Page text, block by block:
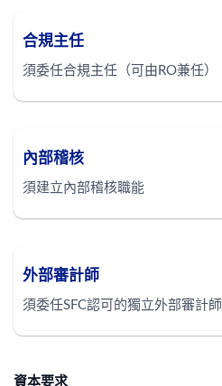
合規主任
須委任合規主任（可由RO兼任）
內部稽核
須建立內部稽核職能
外部審計師
須委任SFC認可的獨立外部審計師
資本要求